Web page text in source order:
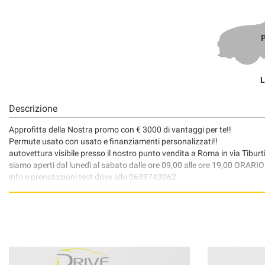
Descrizione
Approfitta della Nostra promo con € 3000 di vantaggi per te!!
Permute usato con usato e finanziamenti personalizzati!!
autovettura visibile presso il nostro punto vendita a Roma in via
siamo aperti dal lunedì al sabato dalle ore 09,00 alle ore 19,00 ORARIO
info e prenotazioni test drive allo 0639743062
le informazioni consultate non corrispondono alle caratteristiche del